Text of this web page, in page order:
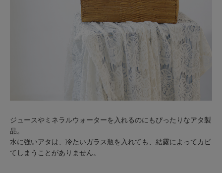
ジュースやミネラルウォーターを入れるのにもぴったりなアタ製
品。
水に強いアタは、冷たいガラス瓶を入れても、結露によってカビ
てしまうことがありません。